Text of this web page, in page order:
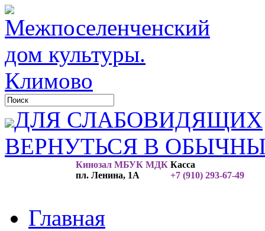
ДЛЯ СЛАБОВИДЯЩИХ
ВЕРНУТЬСЯ В
Кинозал МБУК МДК
пл. Ленина, 1А
Касса
+7 (910) 293-67-49
Главная